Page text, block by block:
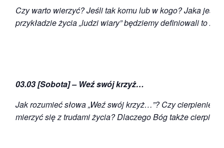
Czy warto wierzyć? Jeśli tak komu lub w kogo? Jaka jest
przykładzie życia „ludzi wiary” będziemy definiowali to
03.03 [Sobota] – Weź swój krzyż…
Jak rozumieć słowa „Weź swój krzyż…”? Czy cierpienie i
mierzyć się z trudami życia? Dlaczego Bóg także